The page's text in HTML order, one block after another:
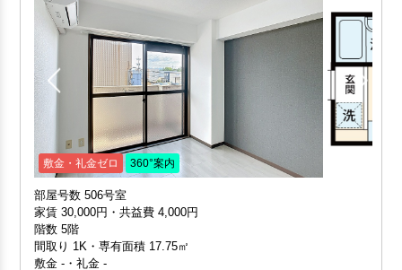
敷金・礼金ゼロ 360°案内
部屋号数 506号室
家賃 30,000円・共益費 4,000円
階数 5階
間取り 1K・専有面積 17.75㎡
敷金 -・礼金 -